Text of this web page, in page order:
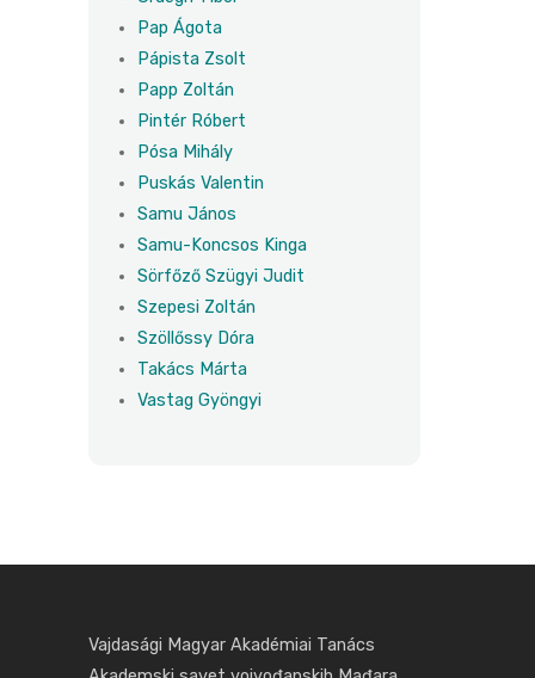
Pap Ágota
Pápista Zsolt
Papp Zoltán
Pintér Róbert
Pósa Mihály
Puskás Valentin
Samu János
Samu-Koncsos Kinga
Sörfőző Szügyi Judit
Szepesi Zoltán
Szöllőssy Dóra
Takács Márta
Vastag Gyöngyi
Vajdasági Magyar Akadémiai Tanács